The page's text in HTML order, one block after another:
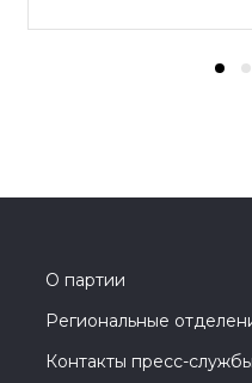
О партии
Региональные
Контакты пресс-службы